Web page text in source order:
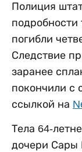
Полиция
подробности
погибли
Следствие
заранее
покончили с
ссылкой на
Тела 64-
дочери Сары